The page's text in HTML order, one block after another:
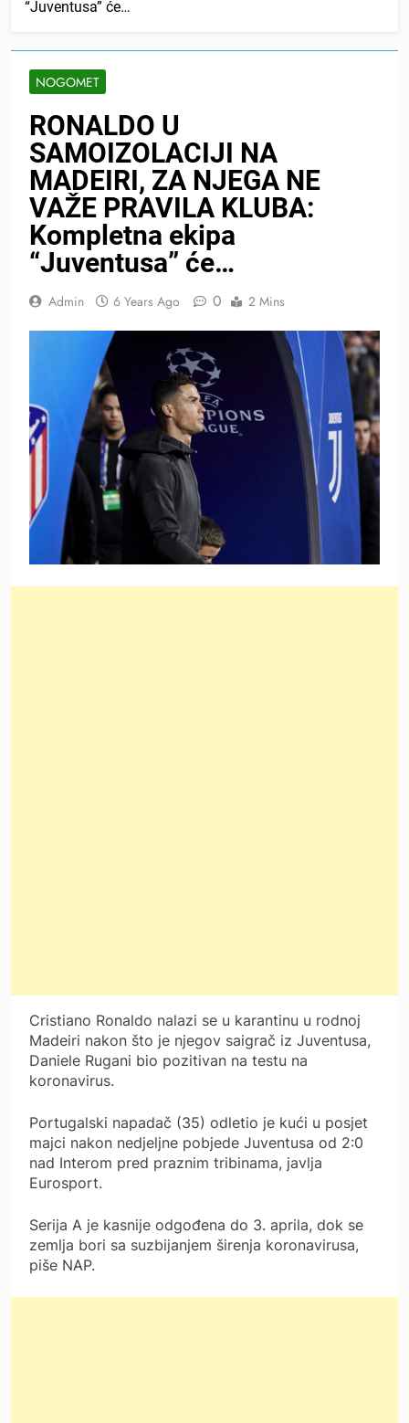
“Juventusa” će…
NOGOMET
RONALDO U
SAMOIZOLACIJI NA
MADEIRI, ZA NJEGA NE
VAŽE PRAVILA KLUBA:
Kompletna ekipa
“Juventusa” će…
Admin 6 Years Ago 0 2 Mins
Cristiano Ronaldo nalazi se u karantinu u rodnoj
Madeiri nakon što je njegov saigrač iz Juventusa,
Daniele Rugani bio pozitivan na testu na
koronavirus.
Portugalski napadač (35) odletio je kući u posjet
majci nakon nedjeljne pobjede Juventusa od 2:0
nad Interom pred praznim tribinama, javlja
Eurosport.
Serija A je kasnije odgođena do 3. aprila, dok se
zemlja bori sa suzbijanjem širenja koronavirusa,
piše NAP.